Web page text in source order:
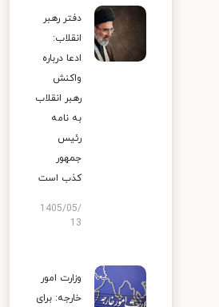
دفتر رهبر
انقلاب:
ادعا درباره
واکنش
رهبر انقلاب
به نامه
رئیس
جمهور
کذب است
1405/05/
13
وزارت امور
خارجه: برای